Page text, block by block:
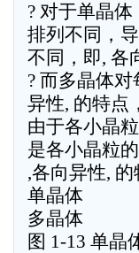
? 对于单晶
排列不同，
不同，即, 各
? 而多晶体
异性, 的特点
由于各小晶
是各小晶粒
,各向异性, 的
单晶体
多晶体
图 1-13 单晶